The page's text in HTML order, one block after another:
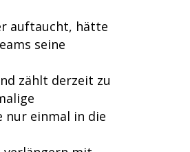
auftaucht, hätte
seine
zählt derzeit zu
nur einmal in die